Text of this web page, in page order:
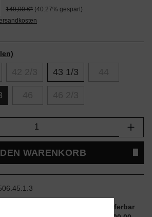
149,00 €* (40.27% gespart)
43 1/3
Gib den gewünschten
WARENKORB
und Artikel sind sofort lieferbar